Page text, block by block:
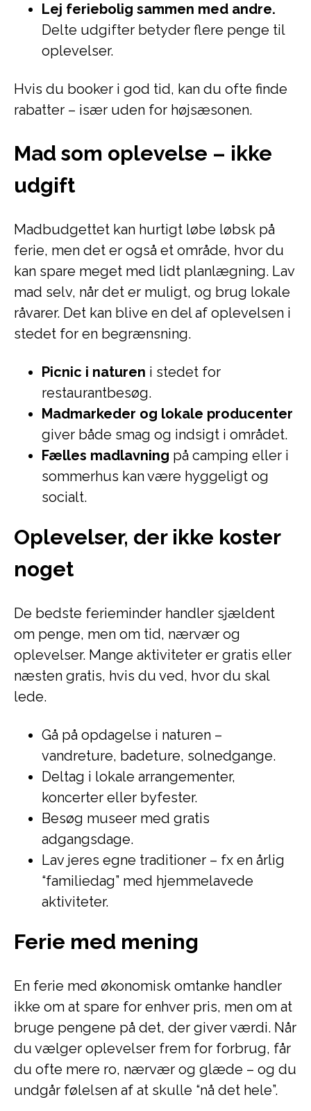
Lej feriebolig sammen med andre.
Delte udgifter betyder flere penge til
oplevelser.
Hvis du booker i god tid, kan du ofte finde
rabatter – især uden for højsæsonen.
Mad som oplevelse – ikke
udgift
Madbudgettet kan hurtigt løbe løbsk på
ferie, men det er også et område, hvor du
kan spare meget med lidt planlægning. Lav
mad selv, når det er muligt, og brug lokale
råvarer. Det kan blive en del af oplevelsen i
stedet for en begrænsning.
Picnic i naturen i stedet for
restaurantbesøg.
Madmarkeder og lokale producenter
giver både smag og indsigt i området.
Fælles madlavning på camping eller i
sommerhus kan være hyggeligt og
socialt.
Oplevelser, der ikke koster
noget
De bedste ferieminder handler sjældent
om penge, men om tid, nærvær og
oplevelser. Mange aktiviteter er gratis eller
næsten gratis, hvis du ved, hvor du skal
lede.
Gå på opdagelse i naturen –
vandreture, badeture, solnedgange.
Deltag i lokale arrangementer,
koncerter eller byfester.
Besøg museer med gratis
adgangsdage.
Lav jeres egne traditioner – fx en årlig
“familiedag” med hjemmelavede
aktiviteter.
Ferie med mening
En ferie med økonomisk omtanke handler
ikke om at spare for enhver pris, men om at
bruge pengene på det, der giver værdi. Når
du vælger oplevelser frem for forbrug, får
du ofte mere ro, nærvær og glæde – og du
undgår følelsen af at skulle “nå det hele”.